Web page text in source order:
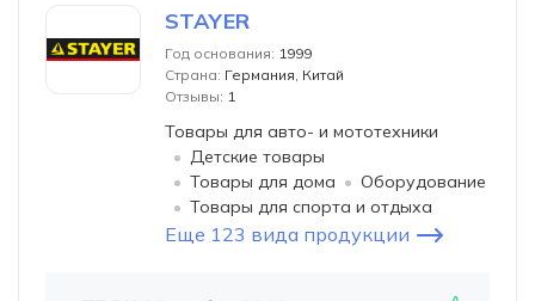
STAYER
Год основания: 1999
Страна: Германия, Китай
Отзывы: 1
Товары для авто- и мототехники
Детские товары
Товары для дома
Оборудование
Товары для спорта и отдыха
Еще 123 вида продукции